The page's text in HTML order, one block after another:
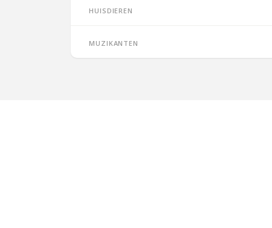
Huisdieren
Muzikanten